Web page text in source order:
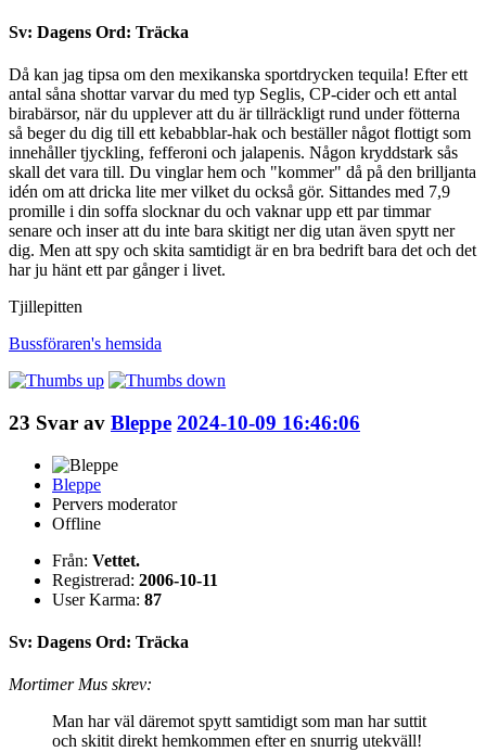
Sv: Dagens Ord: Träcka
Då kan jag tipsa om den mexikanska sportdrycken tequila! Efter ett
antal såna shottar varvar du med typ Seglis, CP-cider och ett antal
birabärsor, när du upplever att du är tillräckligt rund under fötterna
så beger du dig till ett kebabblar-hak och beställer något flottigt som
innehåller tjyckling, fefferoni och jalapenis. Någon kryddstark sås
skall det vara till. Du vinglar hem och "kommer" då på den brilljanta
idén om att dricka lite mer vilket du också gör. Sittandes med 7,9
promille i din soffa slocknar du och vaknar upp ett par timmar
senare och inser att du inte bara skitigt ner dig utan även spytt ner
dig. Men att spy och skita samtidigt är en bra bedrift bara det och det
har ju hänt ett par gånger i livet.
Tjillepitten
Bussföraren's hemsida
23 Svar av Bleppe 2024-10-09 16:46:06
Bleppe
Pervers moderator
Offline
Från: Vettet.
Registrerad: 2006-10-11
User Karma: 87
Sv: Dagens Ord: Träcka
Mortimer Mus skrev:
Man har väl däremot spytt samtidigt som man har suttit
och skitit direkt hemkommen efter en snurrig utekväll!